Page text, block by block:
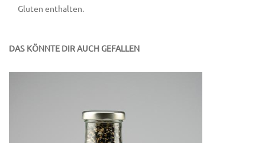
Gluten enthalten.
DAS KÖNNTE DIR AUCH GEFALLEN